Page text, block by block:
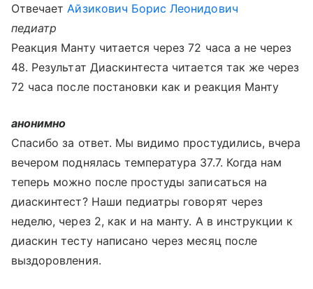
ОтвечаетАйзикович Борис Леонидович
педиатр
Реакция Манту читается через 72 часа а не через
48. Результат Диаскинтеста читается так же через
72 часа после постановки как и реакция Манту
анонимно
Спасибо за ответ. Мы видимо простудились, вчера
вечером поднялась температура 37.7. Когда нам
теперь можно после простуды записаться на
диаскинтест? Наши педиатры говорят через
неделю, через 2, как и на манту. А в инструкции к
диаскин тесту написано через месяц после
выздоровления.